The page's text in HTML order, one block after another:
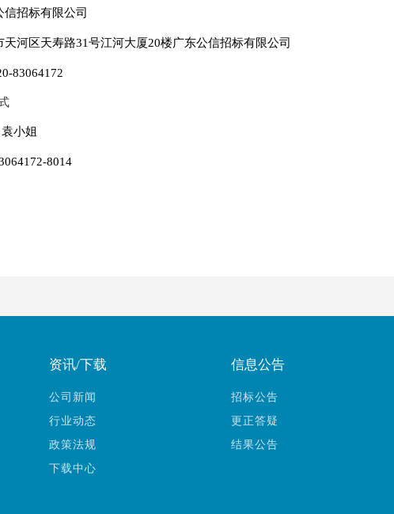
招标有限公司
天河区天寿路31号江河大厦20楼广东公信招标有限公司
83064172
小姐
8014
资讯/下载
公司新闻
行业动态
政策法规
下载中心
信息公告
招标公告
更正答疑
结果公告